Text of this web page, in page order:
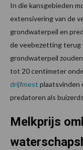
In die kansgebieden
extensivering van de
grondwaterpeil en
de veebezetting terug
grondwaterpeil
tot 20 centimeter
drijfmest plaatsvinden
predatoren als
Melkprijs